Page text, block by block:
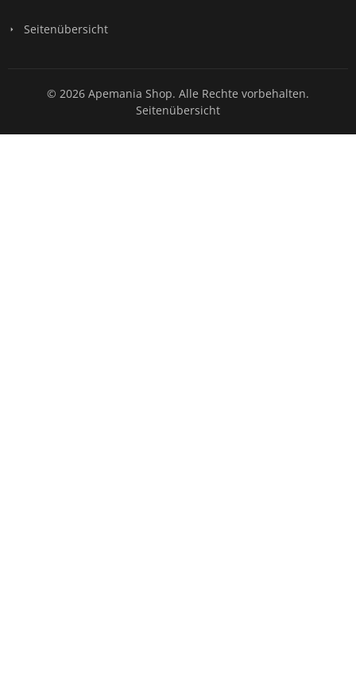
Seitenübersicht
© 2026 Apemania Shop. Alle Rechte vorbehalten.
Seitenübersicht